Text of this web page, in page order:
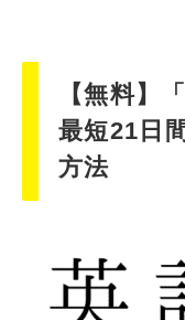
【無料】
最短21日
方法